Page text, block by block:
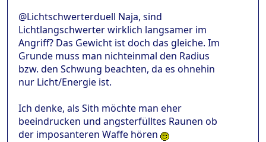
@Lichtschwerterduell Naja, sind
Lichtlangschwerter wirklich langsamer im
Angriff? Das Gewicht ist doch das gleiche. Im
Grunde muss man nichteinmal den Radius
bzw. den Schwung beachten, da es ohnehin
nur Licht/Energie ist.
Ich denke, als Sith möchte man eher
beeindrucken und angsterfülltes Raunen ob
der imposanteren Waffe hören